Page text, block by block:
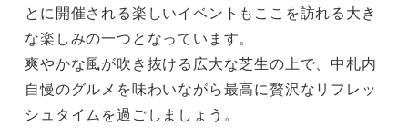
とに開催される楽しいイベントもここを訪れる大き
な楽しみの一つとなっています。
爽やかな風が吹き抜ける広大な芝生の上で、中札内
自慢のグルメを味わいながら最高に贅沢なリフレッ
シュタイムを過ごしましょう。